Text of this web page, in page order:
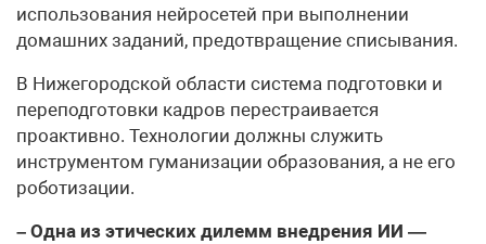
использования нейросетей при выполнении
домашних заданий, предотвращение списывания.
В Нижегородской области система подготовки и
переподготовки кадров перестраивается
проактивно. Технологии должны служить
инструментом гуманизации образования, а не его
роботизации.
– Одна из этических дилемм внедрения ИИ —